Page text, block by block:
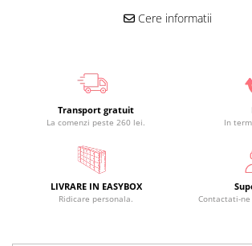
Cere informatii
Transport gratuit
La comenzi peste 260 lei. In
LIVRARE IN EASYBOX
Ridicare personala. Contactati-